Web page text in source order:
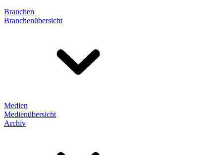
Branchen
Branchenübersicht
Medien
Medienübersicht
Archiv